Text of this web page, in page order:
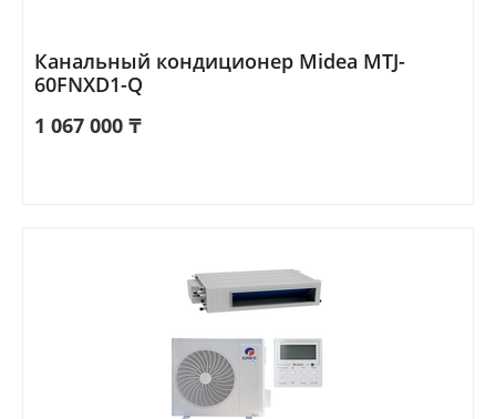
Канальный кондиционер Midea MTJ-
60FNXD1-Q
1 067 000 ₸